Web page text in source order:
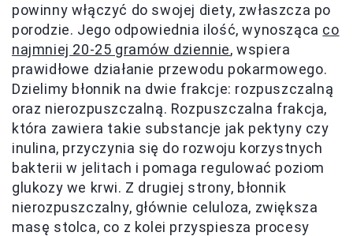
powinny włączyć do swojej diety, zwłaszcza po
porodzie. Jego odpowiednia ilość, wynosząca co
najmniej 20-25 gramów dziennie, wspiera
prawidłowe działanie przewodu pokarmowego.
Dzielimy błonnik na dwie frakcje: rozpuszczalną
oraz nierozpuszczalną. Rozpuszczalna frakcja,
która zawiera takie substancje jak pektyny czy
inulina, przyczynia się do rozwoju korzystnych
bakterii w jelitach i pomaga regulować poziom
glukozy we krwi. Z drugiej strony, błonnik
nierozpuszczalny, głównie celuloza, zwiększa
masę stolca, co z kolei przyspiesza procesy